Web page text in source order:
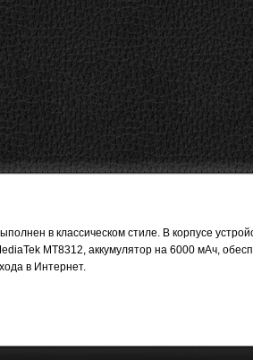
в классическом стиле. В корпусе
MT8312, аккумулятор на 6000 мАч,
в Интернет.